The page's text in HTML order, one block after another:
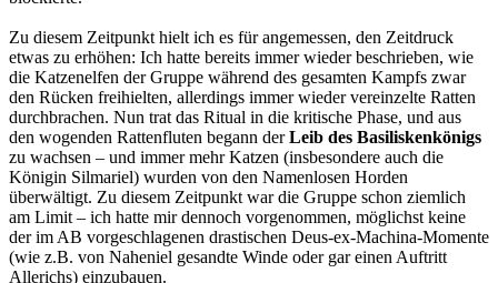
Zu diesem Zeitpunkt hielt ich es für angemessen, den Zeitdruck
etwas zu erhöhen: Ich hatte bereits immer wieder beschrieben, wie
die Katzenelfen der Gruppe während des gesamten Kampfs zwar
den Rücken freihielten, allerdings immer wieder vereinzelte Ratten
durchbrachen. Nun trat das Ritual in die kritische Phase, und aus
den wogenden Rattenfluten begann derLeib des Basiliskenkönigs
zu wachsen – und immer mehr Katzen (insbesondere auch die
Königin Silmariel) wurden von den Namenlosen Horden
überwältigt. Zu diesem Zeitpunkt war die Gruppe schon ziemlich
am Limit – ich hatte mir dennoch vorgenommen, möglichst keine
der im AB vorgeschlagenen drastischen Deus-ex-Machina-Momente
(wie z.B. von Naheniel gesandte Winde oder gar einen Auftritt
Allerichs) einzubauen.